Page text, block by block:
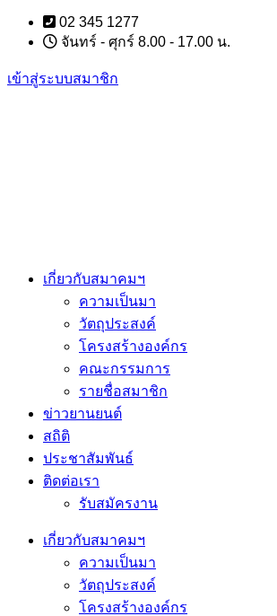
Skip
content
02 345 1277
จันทร์ - ศุกร์ 8.00 - 17.00 น.
เข้าสู่ระบบสมาชิก
เกี่ยวกับสมาคมฯ
ความเป็นมา
วัตถุประสงค์
โครงสร้างองค์กร
คณะกรรมการ
รายชื่อสมาชิก
ข่าวยานยนต์
สถิติ
ประชาสัมพันธ์
ติดต่อเรา
รับสมัครงาน
เกี่ยวกับสมาคมฯ
ความเป็นมา
วัตถุประสงค์
โครงสร้างองค์กร